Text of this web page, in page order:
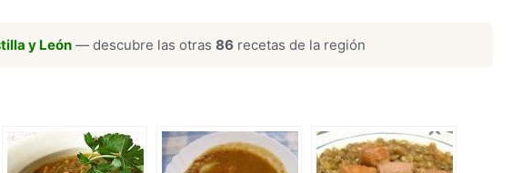
y León — descubre las otras86 recetas de la región